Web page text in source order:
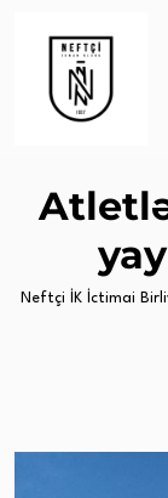
Neftçi İK İctimai